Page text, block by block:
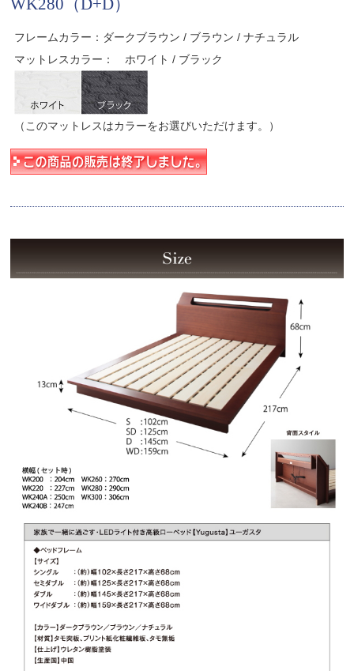
WK280（D+D）
フレームカラー：ダークブラウン / ブラウン / ナチュラル
マットレスカラー： ホワイト / ブラック
（このマットレスはカラーをお選びいただけます。）